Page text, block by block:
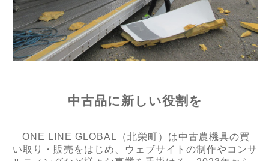
中古品に新しい役割を
ONE LINE GLOBAL
（北栄町）は中古農機具の買
い取り・販売をはじめ、ウェブサイトの制作やコンサ